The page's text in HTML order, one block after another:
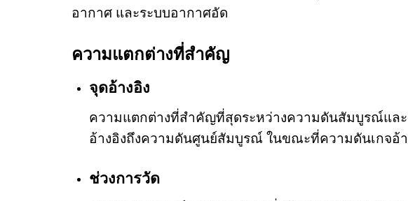
อากาศ และระบบอากาศอัด
ความแตกต่างที่สำคัญ
จุดอ้างอิง
ความแตกต่างที่สำคัญที่สุดระหว่างความดันสัมบูรณ์แล
อ้างอิงถึงความดันศูนย์สัมบูรณ์ ในขณะที่ความดันเกจอ้
ช่วงการวัด